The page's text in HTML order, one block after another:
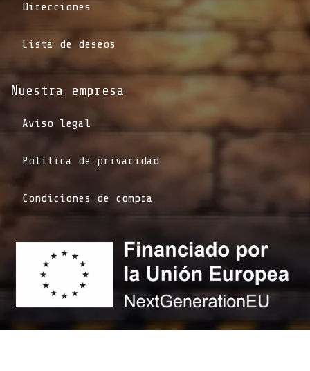
Direcciones
Lista de deseos
Nuestra empresa
Aviso legal
Política de privacidad
Condiciones de compra